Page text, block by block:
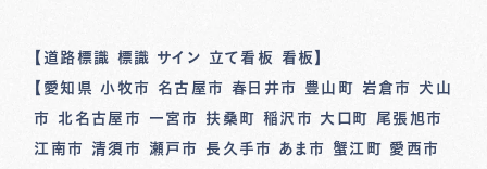
【道路標識 標識 サイン 立て看板 看板】
【愛知県 小牧市 名古屋市 春日井市 豊山町 岩倉市 犬山
市 北名古屋市 一宮市 扶桑町 稲沢市 大口町 尾張旭市
江南市 清須市 瀬戸市 長久手市 あま市 蟹江町 愛西市